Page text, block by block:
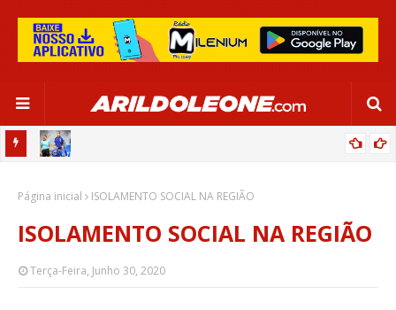
SALVADOR
Página inicial ISOLAMENTO SOCIAL NA REGIÃO
ISOLAMENTO SOCIAL NA REGIÃO
Terça-Feira, Junho 30, 2020